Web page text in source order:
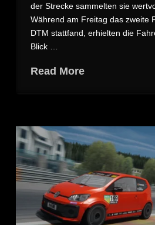
der Strecke sammelten sie
Während am Freitag das zweite
DTM stattfand, erhielten die
Blick …
Read More